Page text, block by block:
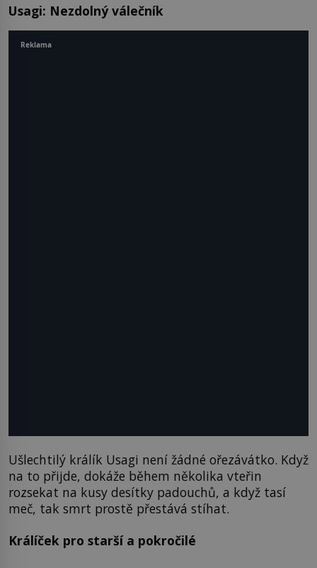
Usagi: Nezdolný válečník
Ušlechtilý králík Usagi není žádné ořezávátko. Když
na to přijde, dokáže během několika vteřin
rozsekat na kusy desítky padouchů, a když tasí
meč, tak smrt prostě přestává stíhat.
Králíček pro starší a pokročilé
Reklama